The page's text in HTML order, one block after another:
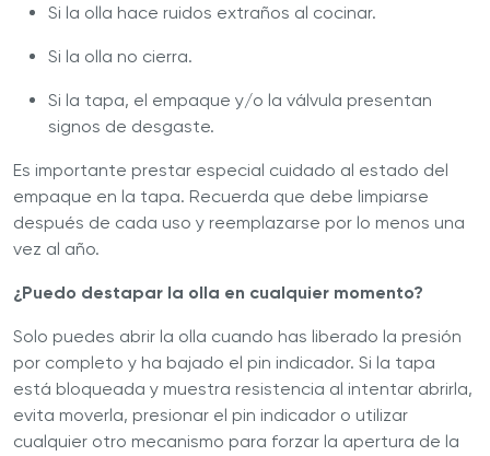
Si la olla hace ruidos extraños al cocinar.
Si la olla no cierra.
Si la tapa, el empaque y/o la válvula presentan
signos de desgaste.
Es importante prestar especial cuidado al estado del
empaque en la tapa. Recuerda que debe limpiarse
después de cada uso y reemplazarse por lo menos una
vez al año.
¿Puedo destapar la olla en cualquier momento?
Solo puedes abrir la olla cuando has liberado la presión
por completo y ha bajado el pin indicador. Si la tapa
está bloqueada y muestra resistencia al intentar abrirla,
evita moverla, presionar el pin indicador o utilizar
cualquier otro mecanismo para forzar la apertura de la